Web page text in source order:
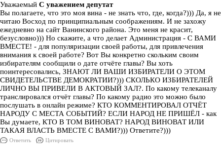
Уважаемый С уважением депутат
Вы полагаете, что это моя вина - не знать что, где, когда?))) Да, я не
читаю Восход по принципиальным соображениям. И не захожу
ежедневно на сайт Ванинского района. Это меня не красит,
безусловно))) Но скажите, а что делает Администрация - С ВАМИ
ВМЕСТЕ! - для популяризации своей работы, для привлечения
внимания к своей работе? Вот Вы конкретно скольким своим
избирателям сообщили о дате отчёте главы? Вы хоть
поинтересовались, ЗНАЮТ ЛИ ВАШИ ИЗБИРАТЕЛИ О ЭТОМ
СВИДЕТЕЛЬСТВЕ ДЕМОКРАТИИ?))) СКОЛЬКО ИЗБИРАТЕЛЕЙ
ЛИЧНО ВЫ ПРИВЕЛИ В АКТОВЫЙ ЗАЛ?. По какому телеканалу
транслировался отчёт главы? По какому радио это можно было
послушать в онлайн режиме? КТО КОММЕНТИРОВАЛ ОТЧЁТ
НАРОДУ С МЕСТА СОБЫТИЙ? ЕСЛИ НАРОД НЕ ПРИШЁЛ - как
Вы думаете, КТО В ТОМ ВИНОВАТ? НАРОД ВИНОВАТ ИЛИ
ТАКАЯ ВЛАСТЬ ВМЕСТЕ С ВАМИ?))) Ответите?)))
Ответить Цитировать